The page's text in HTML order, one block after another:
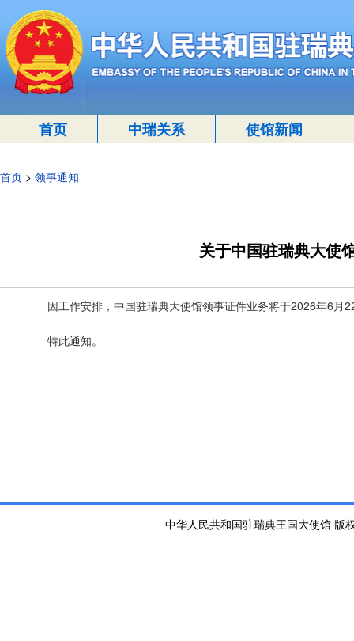
首页 中瑞关系 使馆新闻
首页 > 领事通知
关于中国驻瑞典大使
因工作安排，中国驻瑞典大使馆领事证件业务将于2026年6
特此通知。
中华人民共和国驻瑞典王国大使馆 版